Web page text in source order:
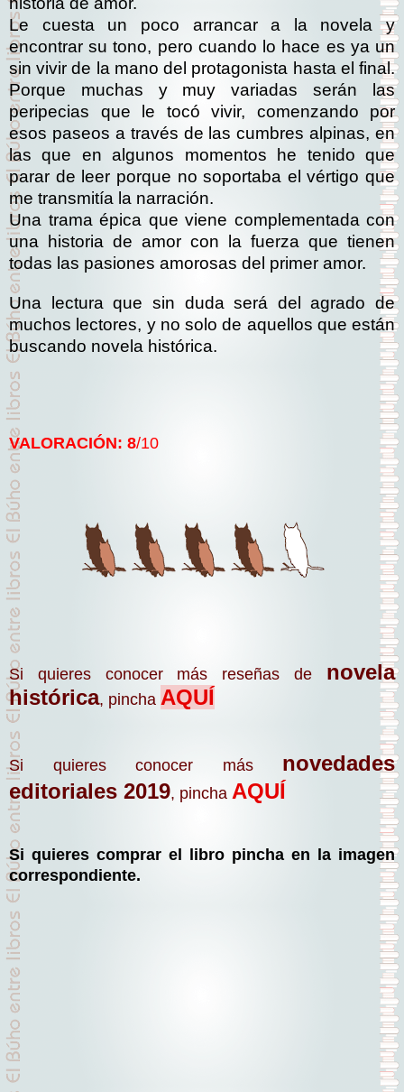
Le cuesta un poco arrancar a la novela y
encontrar su tono, pero cuando lo hace es ya un
sin vivir de la mano del protagonista hasta el final.
Porque muchas y muy variadas serán las
peripecias que le tocó vivir, comenzando por
esos paseos a través de las cumbres alpinas, en
las que en algunos momentos he tenido que
parar de leer porque no soportaba el vértigo que
me transmitía la narración.
Una trama épica que viene complementada con
una historia de amor con la fuerza que tienen
todas las pasiones amorosas del primer amor.
Una lectura que sin duda será del agrado de
muchos lectores, y no solo de aquellos que están
buscando novela histórica.
VALORACIÓN: 8/10
Si quieres conocer más reseñas de novela
histórica, pincha AQUÍ
Si quieres conocer más novedades
editoriales 2019, pincha AQUÍ
Si quieres comprar el libro pincha en la imagen
correspondiente.